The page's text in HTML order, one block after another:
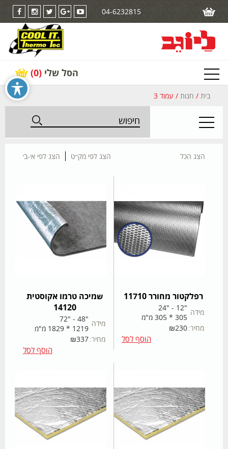
04-6232815
הסל שלי (0)
בית / חנות / עמוד 3
הצג לפי א׳-ב׳ הצג לפי מק״ט הצג הכל
רפלקטור מחורר 11710
מידה "12 - "24
305 * 305 מ"מ
מחיר:
₪230
הוסף לסל
שמיכה טרמו אקוסטית
14120
מידה "48 - "72
1219 * 1829 מ"מ
מחיר:
₪337
הוסף לסל